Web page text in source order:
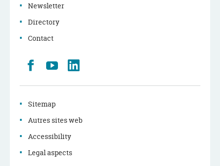
Newsletter
Directory
Contact
Retrouvez
nous
Facebook
Youtube
Sitemap
Autres sites web
Accessibility
Legal aspects